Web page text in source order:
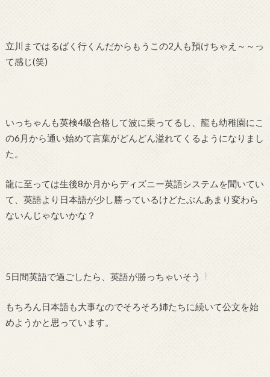
立川まではるばく行くんだからもうこの2人も預けちゃえ～～っ
て感じ(笑)
いっちゃんも英検4級合格して波に乗ってるし、龍も幼稚園にこ
の6月から通い始めて言葉がどんどん溢れてくるようになりまし
た。
龍に至っては生後8か月からディズニー英語システムを聞いてい
て、英語より日本語が少し勝っているけどたぶんあまり変わら
ないんじゃないかな？
5日間英語で過ごしたら、英語が勝っちゃいそう
もちろん日本語も大事なのでそろそろ姉たちに続いて公文を始
めようかと思っています。